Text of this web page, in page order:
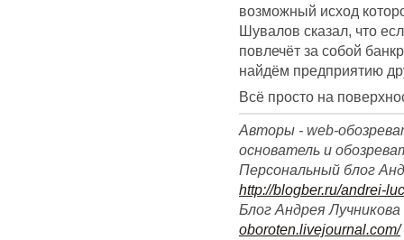
возможный исход
Шувалов сказал, что
повлечёт за собой
найдём предприятию
Всё просто на
Авторы - web-
основатель и
Персональный блог
http://blogber.ru/andrei-
Блог Андрея
oboroten.livejournal.com/